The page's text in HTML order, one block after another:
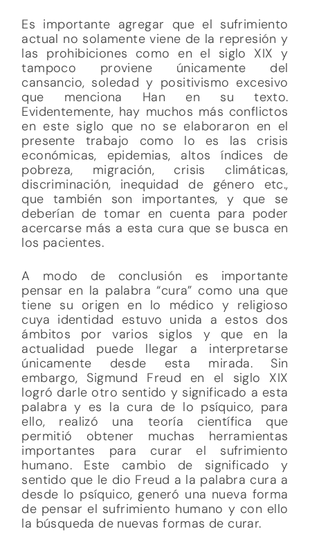
Es importante agregar que el sufrimiento
actual no solamente viene de la represión y
las prohibiciones como en el siglo XIX y
tampoco proviene únicamente del
cansancio, soledad y positivismo excesivo
que menciona Han en su texto.
Evidentemente, hay muchos más conflictos
en este siglo que no se elaboraron en el
presente trabajo como lo es las crisis
económicas, epidemias, altos índices de
pobreza, migración, crisis climáticas,
discriminación, inequidad de género etc.,
que también son importantes, y que se
deberían de tomar en cuenta para poder
acercarse más a esta cura que se busca en
los pacientes.
A modo de conclusión es importante
pensar en la palabra “cura” como una que
tiene su origen en lo médico y religioso
cuya identidad estuvo unida a estos dos
ámbitos por varios siglos y que en la
actualidad puede llegar a interpretarse
únicamente desde esta mirada. Sin
embargo, Sigmund Freud en el siglo XIX
logró darle otro sentido y significado a esta
palabra y es la cura de lo psíquico, para
ello, realizó una teoría científica que
permitió obtener muchas herramientas
importantes para curar el sufrimiento
humano. Este cambio de significado y
sentido que le dio Freud a la palabra cura a
desde lo psíquico, generó una nueva forma
de pensar el sufrimiento humano y con ello
la búsqueda de nuevas formas de curar.